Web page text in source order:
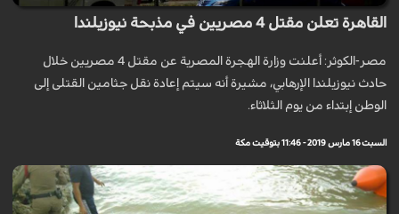
القاهرة تعلن مقتل 4 مصريين في مذبحة نيوزيلندا
مصر-الكوثر: أعلنت وزارة الهجرة المصرية عن مقتل 4 مصريين خلال
حادث نيوزيلندا الإرهابي، مشيرة أنه سيتم إعادة نقل جثامين القتلى إلى
الوطن إبتداء من يوم الثلاثاء.
السبت 16 مارس 2019 - 11:46 بتوقيت مكة